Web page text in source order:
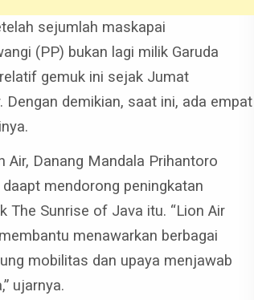
sejumlah maskapai
(PP) bukan lagi milik Garuda
gemuk ini sejak Jumat
demikian, saat ini, ada empat
Danang Mandala Prihantoro
mendorong peningkatan
The Sunrise of Java itu. “Lion Air
menawarkan berbagai
mobilitas dan upaya menjawab
ujarnya.